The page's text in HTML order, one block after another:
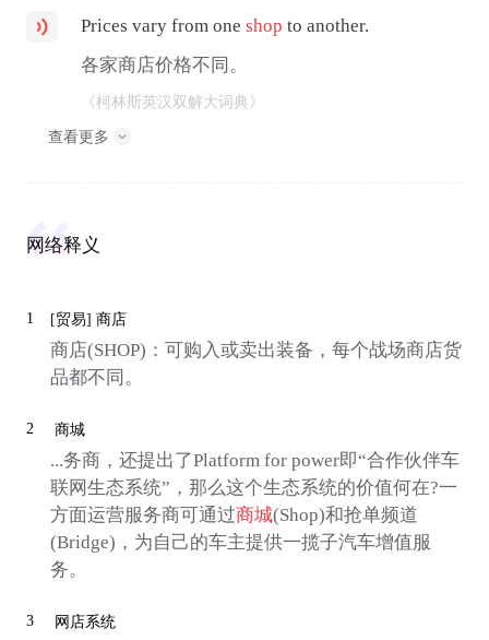
Prices vary from oneshop to another.
各家商店价格不同。
《柯林斯英汉双解大词典》
查看更多
网络释义
1 [贸易] 商店
商店(SHOP)：可购入或卖出装备，每个战场商店货
品都不同。
2 商城
...务商，还提出了Platform for power即“合作伙伴车
联网生态系统”，那么这个生态系统的价值何在?一
方面运营服务商可通过商城(Shop)和抢单频道
(Bridge)，为自己的车主提供一揽子汽车增值服
务。
3 网店系统